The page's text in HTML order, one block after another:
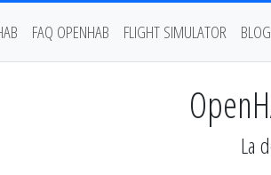
FAQ OPENHAB FLIGHT SIMULATOR BLOG
La